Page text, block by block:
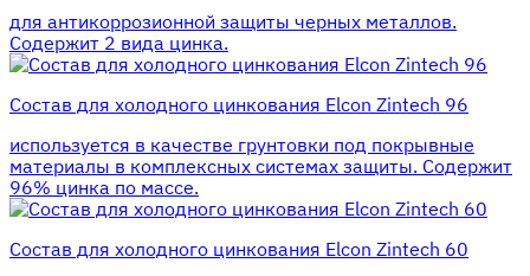
для антикоррозионной защиты черных металлов.
Содержит 2 вида цинка.
Состав для холодного цинкования Elcon Zintech 96
используется в качестве грунтовки под покрывные
материалы в комплексных системах защиты. Cодержит
96% цинка по массе.
Состав для холодного цинкования Elcon Zintech 60